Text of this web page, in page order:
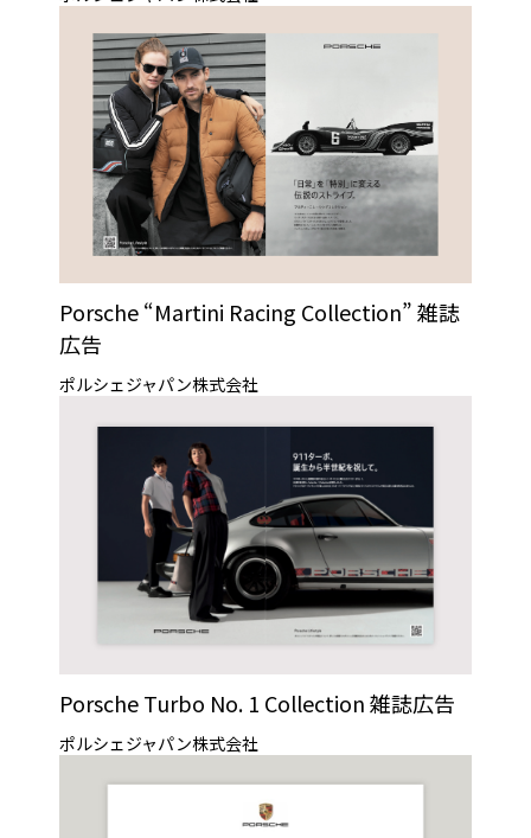
Porsche “Martini Racing Collection” 雑誌
広告
ポルシェジャパン株式会社
Porsche Turbo No. 1 Collection 雑誌広告
ポルシェジャパン株式会社